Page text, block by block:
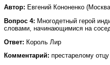
Автор: Евгений Кононенко
Вопрос 4: Многодетный герой
словами, начинающимися на
Ответ: Король Лир
Комментарий: престарелому